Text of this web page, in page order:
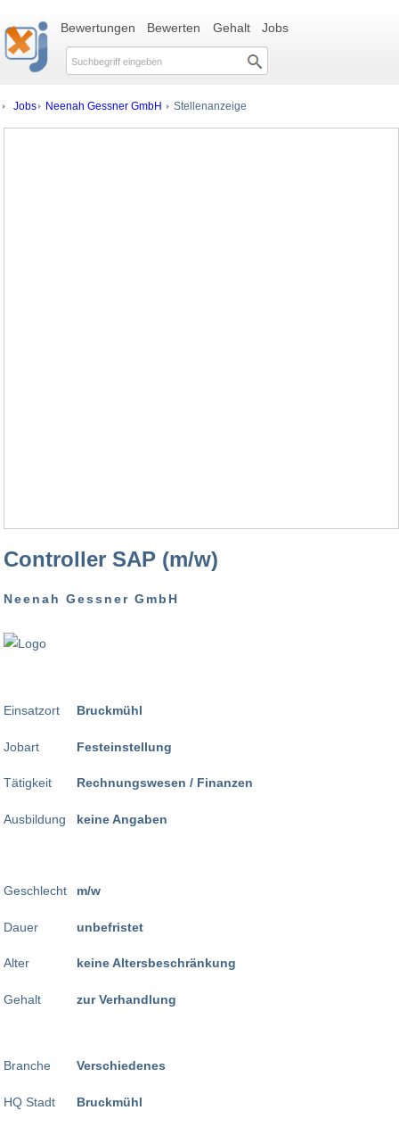
Bewertungen Bewerten Gehalt Jobs
Jobs Neenah Gessner GmbH Stellenanzeige
Controller SAP (m/w)
Neenah Gessner GmbH
Einsatzort
Jobart
Tätigkeit
Ausbildung
Geschlecht
Dauer
Alter
Gehalt
Bruckmühl
Festeinstellung
Rechnungswesen / Finanzen
keine Angaben
m/w
unbefristet
keine Altersbeschränkung
zur Verhandlung
Branche
HQ Stadt
Verschiedenes
Bruckmühl